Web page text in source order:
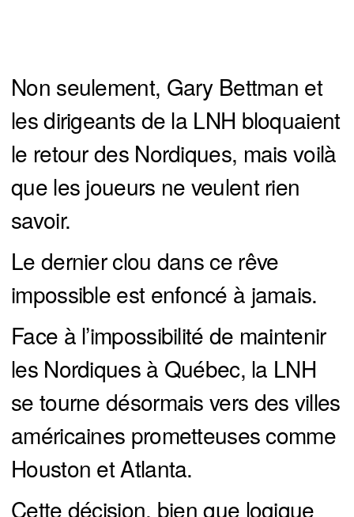
Non seulement, Gary Bettman et
les dirigeants de la LNH bloquaient
le retour des Nordiques, mais voilà
que les joueurs ne veulent rien
savoir.
Le dernier clou dans ce rêve
impossible est enfoncé à jamais.
Face à l’impossibilité de maintenir
les Nordiques à Québec, la LNH
se tourne désormais vers des villes
américaines prometteuses comme
Houston et Atlanta.
Cette décision, bien que logique